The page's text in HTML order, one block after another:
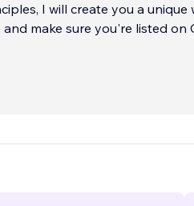
I will create you a
make sure you're listed on